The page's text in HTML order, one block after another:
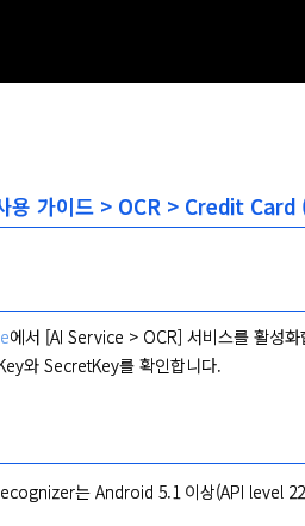
용 가이드 > OCR > Credit
에서 [AI Service > OCR] 서비스를 활성화
와 SecretKey를 확인합니다.
는 Android 5.1 이상(API level